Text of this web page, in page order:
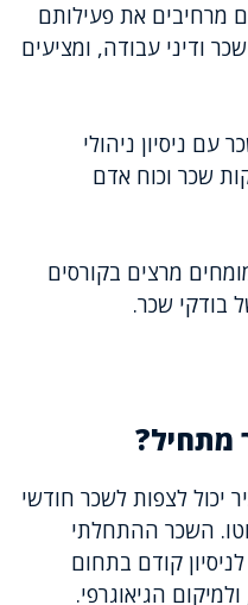
מרחיבים את פעילותם
ודיני עבודה, ומציעים
עם ניסיון ניהולי
שכר וכוח אדם
מרצים בקורסים
בודקי שכר.
מתחיל?
יכול לצפות לשכר חודשי
שקלים ברוטו. השכר ההתחלתי
קודם בתחום
הגיאוגרפי.